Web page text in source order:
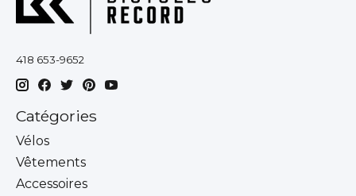
418 653-9652
Catégories
Vélos
Vêtements
Accessoires